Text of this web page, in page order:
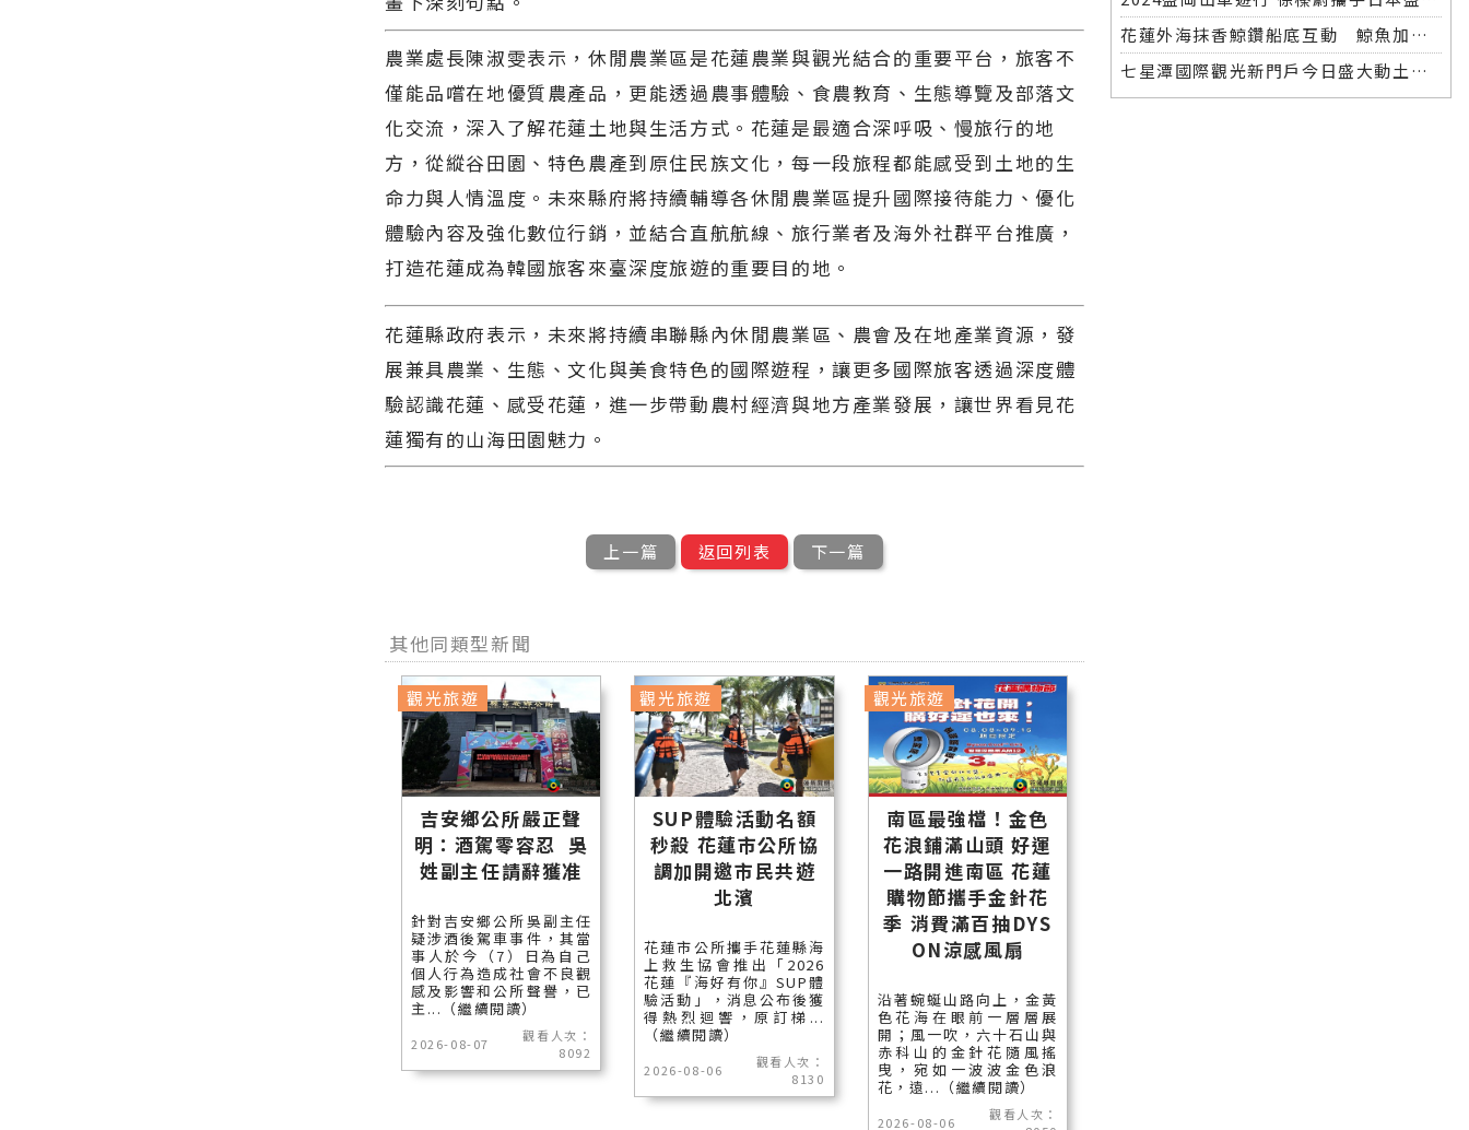
農業處長陳淑雯表示，休閒農業區是花蓮農業與觀光結合的重要平台，旅客不
僅能品嚐在地優質農產品，更能透過農事體驗、食農教育、生態導覽及部落文
化交流，深入了解花蓮土地與生活方式。花蓮是最適合深呼吸、慢旅行的地
方，從縱谷田園、特色農產到原住民族文化，每一段旅程都能感受到土地的生
命力與人情溫度。未來縣府將持續輔導各休閒農業區提升國際接待能力、優化
體驗內容及強化數位行銷，並結合直航航線、旅行業者及海外社群平台推廣，
打造花蓮成為韓國旅客來臺深度旅遊的重要目的地。
花蓮縣政府表示，未來將持續串聯縣內休閒農業區、農會及在地產業資源，發
展兼具農業、生態、文化與美食特色的國際遊程，讓更多國際旅客透過深度體
驗認識花蓮、感受花蓮，進一步帶動農村經濟與地方產業發展，讓世界看見花
蓮獨有的山海田園魅力。
上一篇 返回列表 下一篇
其他同類型新聞
吉安鄉公所嚴正聲
明：酒駕零容忍 吳
姓副主任請辭獲准
針對吉安鄉公所吳副主任
疑涉酒後駕車事件，其當
事人於今（7）日為自己
個人行為造成社會不良觀
感及影響和公所聲譽，已
主...（繼續閱讀）
2026-08-07
觀看人次：
8092
觀光旅遊
SUP體驗活動名額
秒殺 花蓮市公所協
調加開邀市民共遊
北濱
花蓮市公所攜手花蓮縣海
上救生協會推出「2026
花蓮『海好有你』SUP體
驗活動」，消息公布後獲
得熱烈迴響，原訂梯...
（繼續閱讀）
2026-08-06
觀看人次：
8130
觀光旅遊
南區最強檔！金色
花浪鋪滿山頭 好運
一路開進南區 花蓮
購物節攜手金針花
季 消費滿百抽DYS
ON涼感風扇
沿著蜿蜒山路向上，金黃
色花海在眼前一層層展
開；風一吹，六十石山與
赤科山的金針花隨風搖
曳，宛如一波波金色浪
花，遠...（繼續閱讀）
2026-08-06
觀看人次：
觀光旅遊
花蓮外海抹香鯨鑽船底互動 鯨魚加海豚奇景連日上演
七星潭國際觀光新門戶今日盛大動土鯨躍意象建築預計明年八月完工